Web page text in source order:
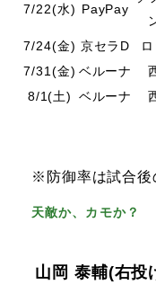
7/22(水) PayPay
7/24(金) 京セラD
7/31(金) ベルーナ
8/1(土)
ベルーナ
※防御率は試合後
天敵か、カモか？
山岡 泰輔(右投